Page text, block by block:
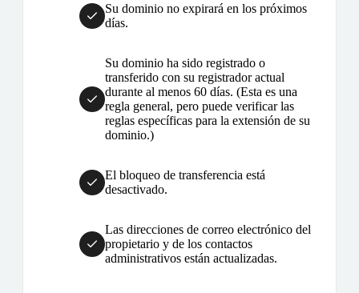
Su dominio no expirará en los próximos
días.
Su dominio ha sido registrado o
transferido con su registrador actual
durante al menos 60 días. (Esta es una
regla general, pero puede verificar las
reglas específicas para la extensión de su
dominio.)
El bloqueo de transferencia está
desactivado.
Las direcciones de correo electrónico del
propietario y de los contactos
administrativos están actualizadas.